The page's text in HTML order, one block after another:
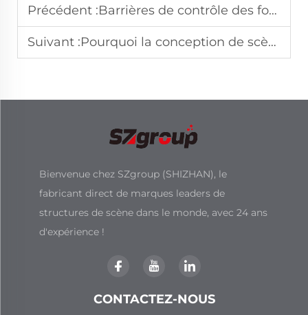
Précédent :Barrières de contrôle des foules pour rassemblements politiques et culturels
Suivant :Pourquoi la conception de scènes de concert en plein air est-elle essentielle pour les grands lieux ?
Bienvenue chez SZgroup (SHIZHAN), le
fabricant direct de marques leaders de
structures de scène dans le monde, avec 24 ans
d'expérience !
CONTACTEZ-NOUS